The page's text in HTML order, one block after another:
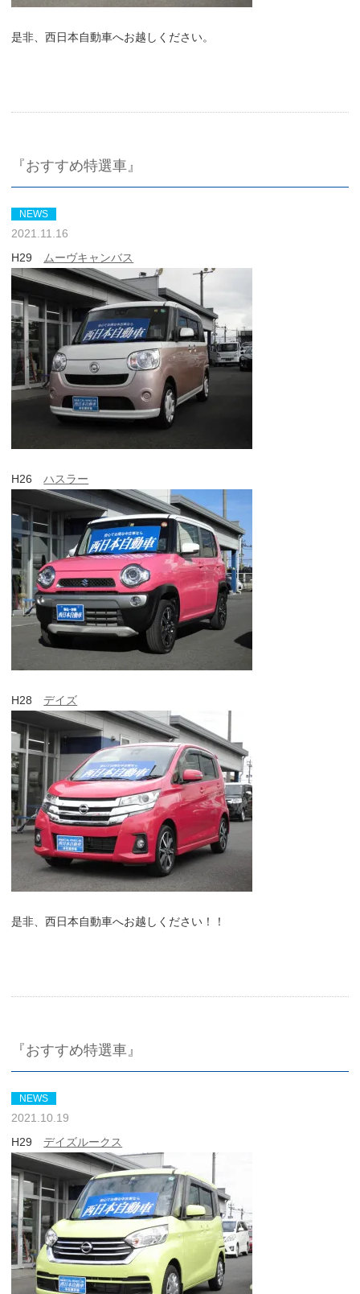
是非、西日本自動車へお越しください。
『おすすめ特選車』
NEWS
2021.11.16
H29
ムーヴキャンバス
H26ハスラー
H28デイズ
是非、西日本自動車へお越しください！！
『おすすめ特選車』
NEWS
2021.10.19
H29デイズルークス